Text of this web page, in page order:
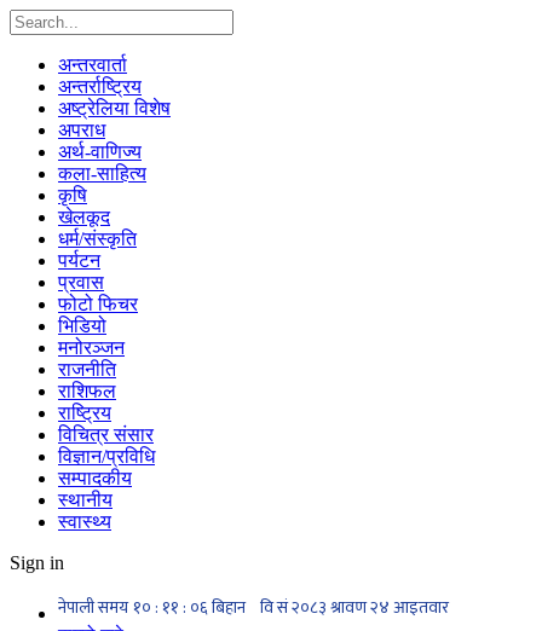
अन्तरवार्ता
अन्तर्राष्ट्रिय
अष्ट्रेलिया विशेष
अपराध
अर्थ-वाणिज्य
कला-साहित्य
कृषि
खेलकूद
धर्म/संस्कृति
पर्यटन
प्रवास
फोटो फिचर
भिडियो
मनोरञ्जन
राजनीति
राशिफल
राष्ट्रिय
विचित्र संसार
विज्ञान/प्रविधि
सम्पादकीय
स्थानीय
स्वास्थ्य
Sign in